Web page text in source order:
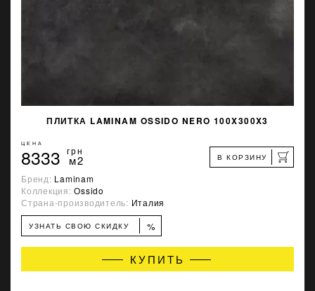
ПЛИТКА LAMINAM OSSIDO NERO 100X300X3
ЦЕНА
8333 грн
м2 В КОРЗИНУ
Бренд: Laminam
Коллекция:Ossido
Страна-производитель: Италия
УЗНАТЬ СВОЮ СКИДКУ %
КУПИТЬ